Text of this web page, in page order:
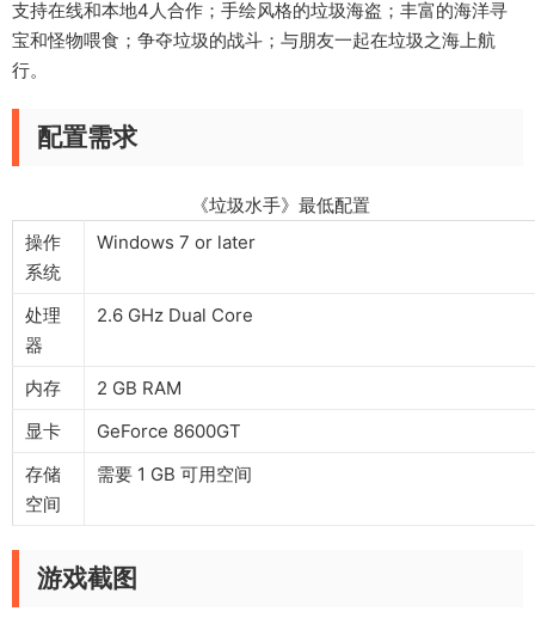
支持在线和本地4人合作；手绘风格的垃圾海盗；丰富的海洋寻
宝和怪物喂食；争夺垃圾的战斗；与朋友一起在垃圾之海上航
行。
配置需求
《垃圾水手》最低配置
操作
系统
Windows 7 or later
处理
器
2.6 GHz Dual Core
内存
2 GB RAM
显卡
GeForce 8600GT
存储
空间
需要 1 GB 可用空间
游戏截图